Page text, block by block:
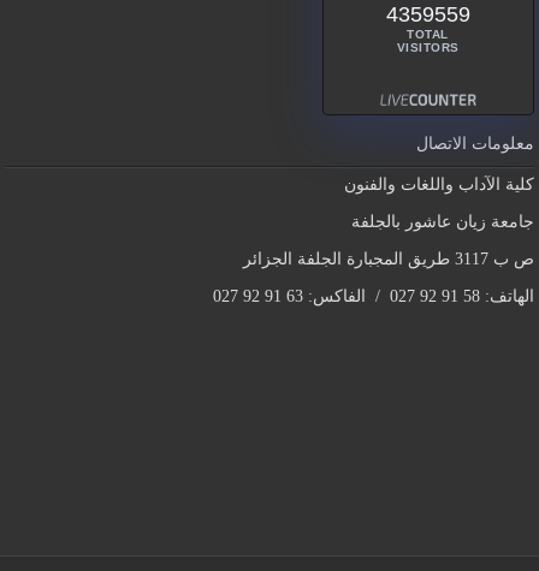
4359559
TOTAL
VISITORS
معلومات الاتصال
كلية الآداب واللغات والفنون
جامعة زيان عاشور بالجلفة
ص ب 3117 طريق المجبارة الجلفة الجزائر
الهاتف: 58 91 92 027 / الفاكس: 63 91 92 027